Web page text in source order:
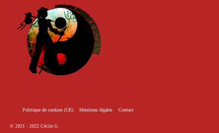
Politique de cookies (UE) Mentions légales Contact
© 2021 - 2022 Cécile.G